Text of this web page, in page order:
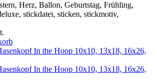
Herz, Ballon, Geburtstag, Frühling,
stickdatei, sticken, stickmotiv,